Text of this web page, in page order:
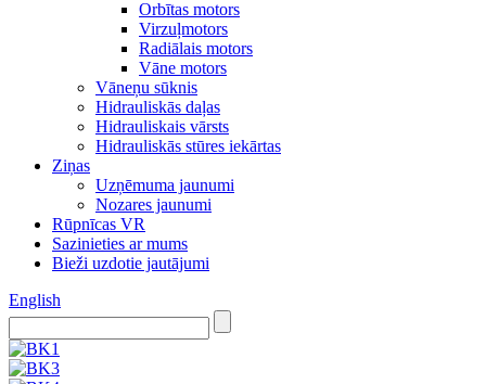
Orbītas motors
Virzuļmotors
Radiālais motors
Vāne motors
Vāneņu sūknis
Hidrauliskās daļas
Hidrauliskais vārsts
Hidrauliskās stūres iekārtas
Ziņas
Uzņēmuma jaunumi
Nozares jaunumi
Rūpnīcas VR
Sazinieties ar mums
Bieži uzdotie jautājumi
English